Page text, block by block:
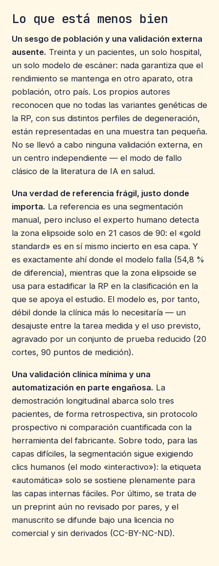
Lo que está menos bien
Un sesgo de población y una validación externa
ausente. Treinta y un pacientes, un solo hospital,
un solo modelo de escáner: nada garantiza que el
rendimiento se mantenga en otro aparato, otra
población, otro país. Los propios autores
reconocen que no todas las variantes genéticas de
la RP, con sus distintos perfiles de degeneración,
están representadas en una muestra tan pequeña.
No se llevó a cabo ninguna validación externa, en
un centro independiente — el modo de fallo
clásico de la literatura de IA en salud.
Una verdad de referencia frágil, justo donde
importa. La referencia es una segmentación
manual, pero incluso el experto humano detecta
la zona elipsoide solo en 21 casos de 90: el «gold
standard» es en sí mismo incierto en esa capa. Y
es exactamente ahí donde el modelo falla (54,8 %
de diferencia), mientras que la zona elipsoide se
usa para estadificar la RP en la clasificación en la
que se apoya el estudio. El modelo es, por tanto,
débil donde la clínica más lo necesitaría — un
desajuste entre la tarea medida y el uso previsto,
agravado por un conjunto de prueba reducido (20
cortes, 90 puntos de medición).
Una validación clínica mínima y una
automatización en parte engañosa. La
demostración longitudinal abarca solo tres
pacientes, de forma retrospectiva, sin protocolo
prospectivo ni comparación cuantificada con la
herramienta del fabricante. Sobre todo, para las
capas difíciles, la segmentación sigue exigiendo
clics humanos (el modo «interactivo»): la etiqueta
«automática» solo se sostiene plenamente para
las capas internas fáciles. Por último, se trata de
un preprint aún no revisado por pares, y el
manuscrito se difunde bajo una licencia no
comercial y sin derivados (CC-BY-NC-ND).